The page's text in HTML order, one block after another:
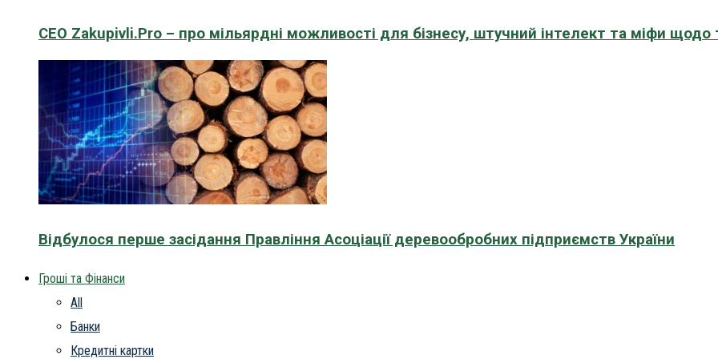
CEO Zakupivli.Pro – про мільярдні можливості для бізнесу, штучний інтелект та міфи щодо
Відбулося перше засідання Правління Асоціації деревообробних підприємств України
Гроші та Фінанси
All
Банки
Кредитні картки